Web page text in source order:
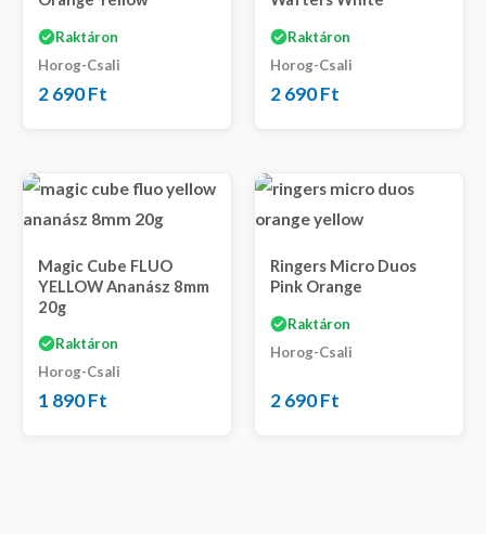
Raktáron
Horog-Csali
2 690Ft
Raktáron
Horog-Csali
2 690Ft
Magic Cube FLUO
YELLOW Ananász 8mm
20g
Raktáron
Horog-Csali
1 890Ft
Ringers Micro Duos
Pink Orange
Raktáron
Horog-Csali
2 690Ft